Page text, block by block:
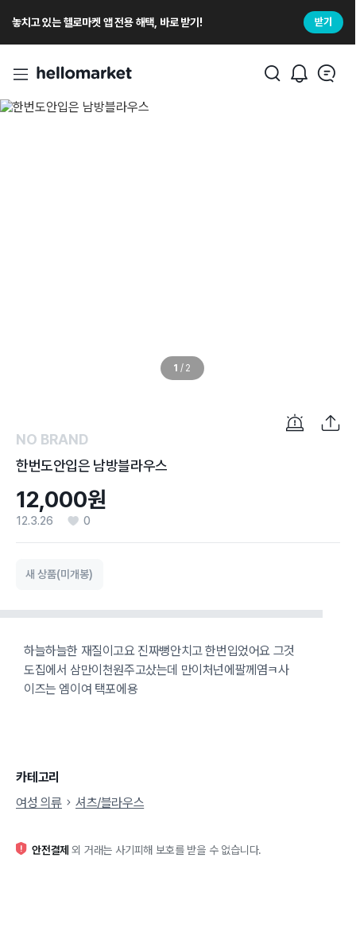
놓치고 있는 헬로마켓 앱 전용 해택, 바로 받기! 받기
1 / 2
NO BRAND
한번도안입은 남방블라우스
12,000원
12.3.26 0
새 상품(미개봉)
하늘하늘한 재질이고요 진짜뻥안치고 한번입었어요 그것
도집에서 삼만이천원주고샀는데 만이처넌에팔께염ㅋ사
이즈는 엠이여 택포에용
카테고리
여성 의류
셔츠/블라우스
안전결제 외 거래는 사기피해 보호를 받을 수 없습니다.